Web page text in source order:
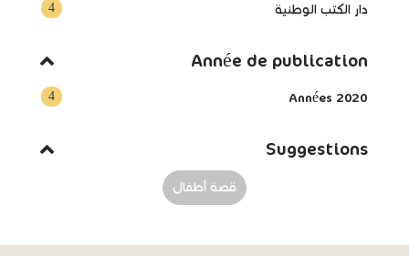
4 دار الكتب الوطنية
Année de publication
4 Années 2020
Suggestions
قصة أطفال